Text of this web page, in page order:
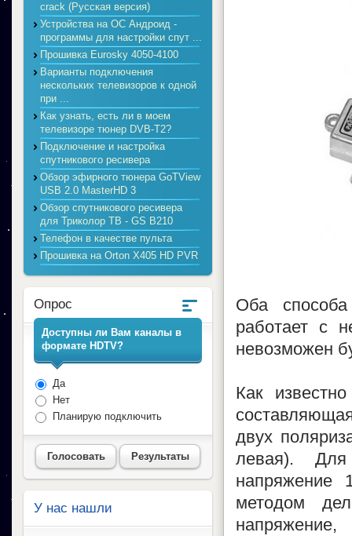
Оба
работает с
невозможен
Как
двух
левая). Для
напряжение
методом
crack (Русская версия)
Устройства на ОС Андроид -
программы для настройки спут ...
Прошивка Eurosky 4050-4100
Варианты подключения
нескольких телевизоров к одной
при ...
Как узнать, есть ли в моем
телевизоре тюнер DVB-T2?
Подключение и настройка
спутникового ресивера
Обзор эфирного тюнера GoTView
USB 2.0 MasterHD 3
Обзор спутникового ресивера
для Триколор ТВ - GS B210
Телефон в качестве пульта
Прошивка на Orton X405 HD PVR
Опрос
Доступны ли Вам каналы в
формате HDTV?
Да
Нет
Планирую подключить
Голосовать Результаты
У нас нашли